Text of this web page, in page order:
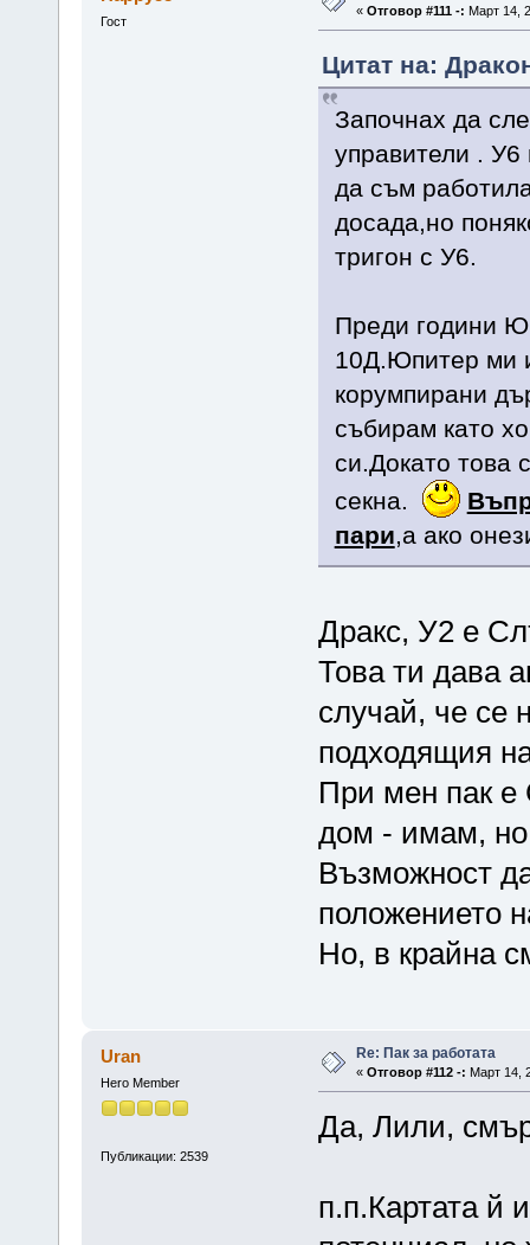
Гост
« Отговор #111 -: Март 14,
Цитат на:
Започнах да
управители . У6
да съм
досада,но
тригон с У6.
Преди години
10Д.Юпитер ми
корумпирани
събирам като
си.Докато това
секна.
пари,а ако
Дракс, У2 е
Това ти дава
случай, че се
подходящия
При мен пак е
дом - имам, но
Възможност
положението
Но, в крайна
Uran
Hero Member
Публикации: 2539
Re: Пак за работата
« Отговор #112 -: Март 14,
Да, Лили,
п.п.Картата й